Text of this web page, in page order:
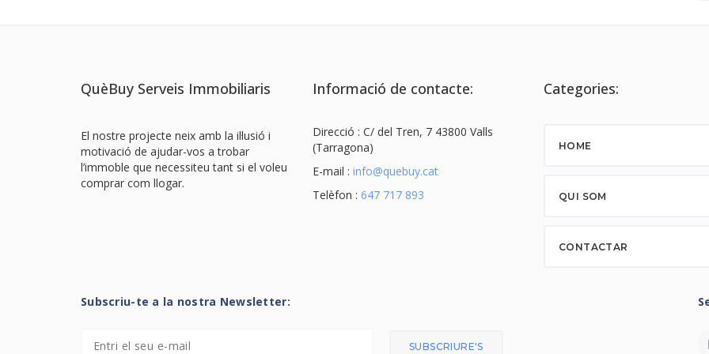
QuèBuy Serveis Immobiliaris
El nostre projecte neix amb la il·lusió i
motivació de ajudar-vos a trobar
l’immoble que necessiteu tant si el voleu
comprar com llogar.
Informació de contacte:
Direcció : C/ del Tren, 7 43800 Valls
(Tarragona)
E-mail : info@quebuy.cat
Telèfon : 647 717 893
Categories:
HOME
QUI SOM
CONTACTAR
Subscriu-te a la nostra Newsletter:
SUBSCRIURE'S